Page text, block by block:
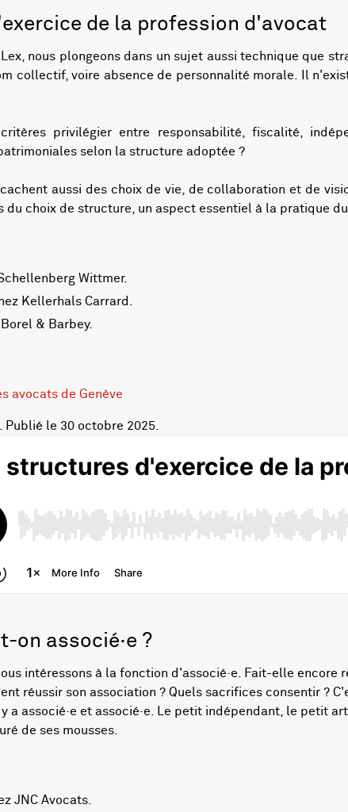
de la profession d'avocat
nous plongeons dans un sujet aussi technique que
collectif, voire absence de personnalité morale. Il
privilégier entre responsabilité, fiscalité,
selon la structure adoptée ?
aussi des choix de vie, de collaboration et de
du choix de structure, un aspect essentiel à la pratique
Wittmer.
Kellerhals Carrard.
& Barbey.
avocats de Genève
Publié le 30 octobre 2025.
on associé·e ?
intéressons à la fonction d'associé·e. Fait-elle encore
réussir son association ? Quels sacrifices consentir ?
a associé·e et associé·e. Le petit indépendant, le petit
de ses mousses.
JNC Avocats.